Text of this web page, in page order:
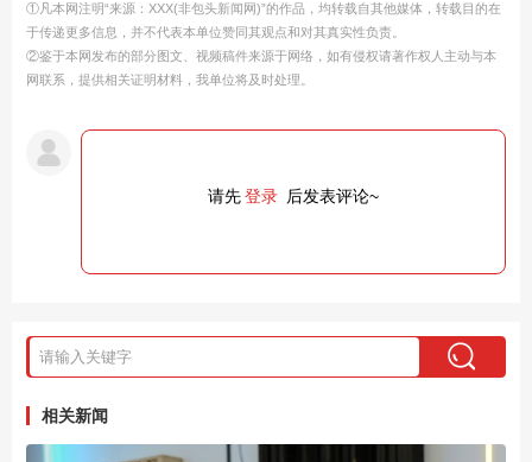
①凡本网注明“来源：XXX(非包头新闻网)”的作品，均转载自其他媒体，转载目的在
于传递更多信息，并不代表本单位赞同其观点和对其真实性负责。
②鉴于本网发布的部分图文、视频稿件来源于网络，如有侵权请著作权人主动与本
网联系，提供相关证明材料，我单位将及时处理。
请先登录 后发表评论~
相关新闻